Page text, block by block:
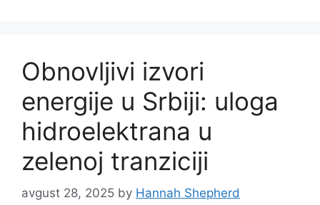
Obnovljivi izvori
energije u Srbiji: uloga
hidroelektrana u
zelenoj tranziciji
avgust 28, 2025 by Hannah Shepherd